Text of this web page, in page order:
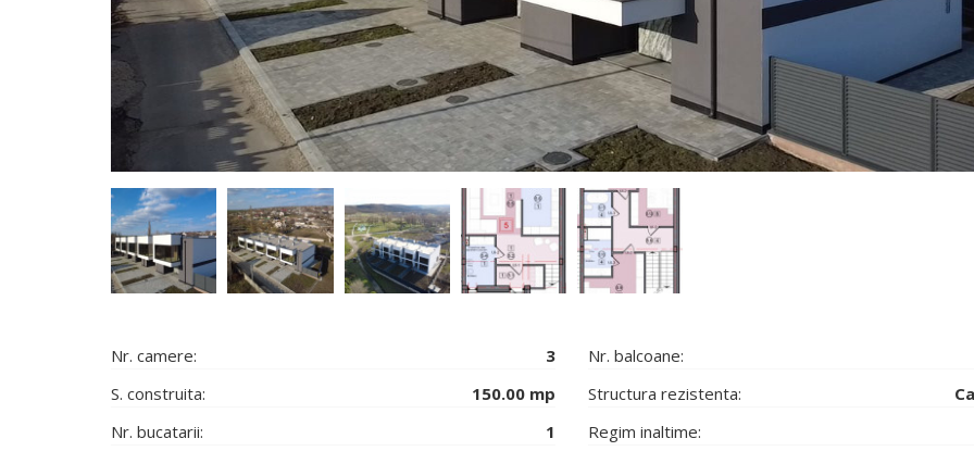
Nr. camere:
3
S. construita:
150.00 mp
Nr. bucatarii:
1
Nr. balcoane:
Structura rezistenta:
Regim inaltime: